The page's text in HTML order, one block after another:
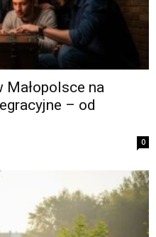
Małopolsce na
– od
0